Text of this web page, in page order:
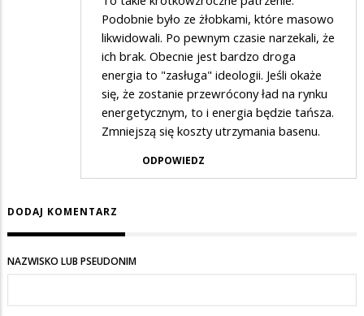
Podobnie było ze żłobkami, które masowo
likwidowali. Po pewnym czasie narzekali, że
ich brak. Obecnie jest bardzo droga
energia to "zasługa" ideologii. Jeśli okaże
się, że zostanie przewrócony ład na rynku
energetycznym, to i energia będzie tańsza.
Zmniejszą się koszty utrzymania basenu.
ODPOWIEDZ
DODAJ KOMENTARZ
NAZWISKO LUB PSEUDONIM